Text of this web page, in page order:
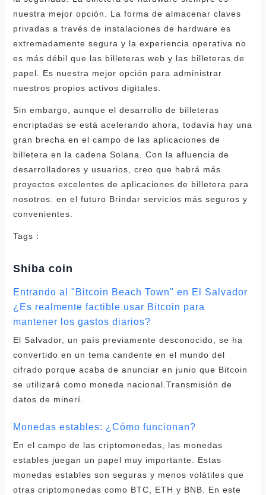
nuestra mejor opción. La forma de almacenar claves
privadas a través de instalaciones de hardware es
extremadamente segura y la experiencia operativa no
es más débil que las billeteras web y las billeteras de
papel. Es nuestra mejor opción para administrar
nuestros propios activos digitales.
Sin embargo, aunque el desarrollo de billeteras
encriptadas se está acelerando ahora, todavía hay una
gran brecha en el campo de las aplicaciones de
billetera en la cadena Solana. Con la afluencia de
desarrolladores y usuarios, creo que habrá más
proyectos excelentes de aplicaciones de billetera para
nosotros. en el futuro Brindar servicios más seguros y
convenientes.
Tags：
Shiba coin
Entrando al "Bitcoin Beach Town" en El Salvador
¿Es realmente factible usar Bitcoin para
mantener los gastos diarios?
El Salvador, un país previamente desconocido, se ha
convertido en un tema candente en el mundo del
cifrado porque acaba de anunciar en junio que Bitcoin
se utilizará como moneda nacional.Transmisión de
datos de minerí.
Monedas estables: ¿Cómo funcionan?
En el campo de las criptomonedas, las monedas
estables juegan un papel muy importante. Estas
monedas estables son seguras y menos volátiles que
otras criptomonedas como BTC, ETH y BNB. En este